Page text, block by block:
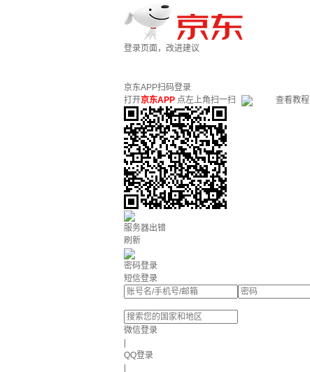
登录页面，改进建议
京东APP扫码登录
打开京东APP 点左上角扫一扫 查看教程
服务器出错
刷新
密码登录
短信登录
微信登录
QQ登录